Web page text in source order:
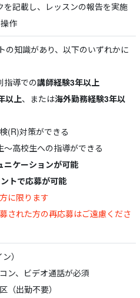
を記載し、レッスンの報告を実施
作
の知識があり、以下のいずれかに
指導での講師経験3年以上
以上、または海外勤務経験3年以
(R)対策ができる
～高校生への指導ができる
ニケーションが可能
トで応募が可能
に限ります
された方の再応募はご遠慮くださ
）
ン、ビデオ通話が必須
（出勤不要）